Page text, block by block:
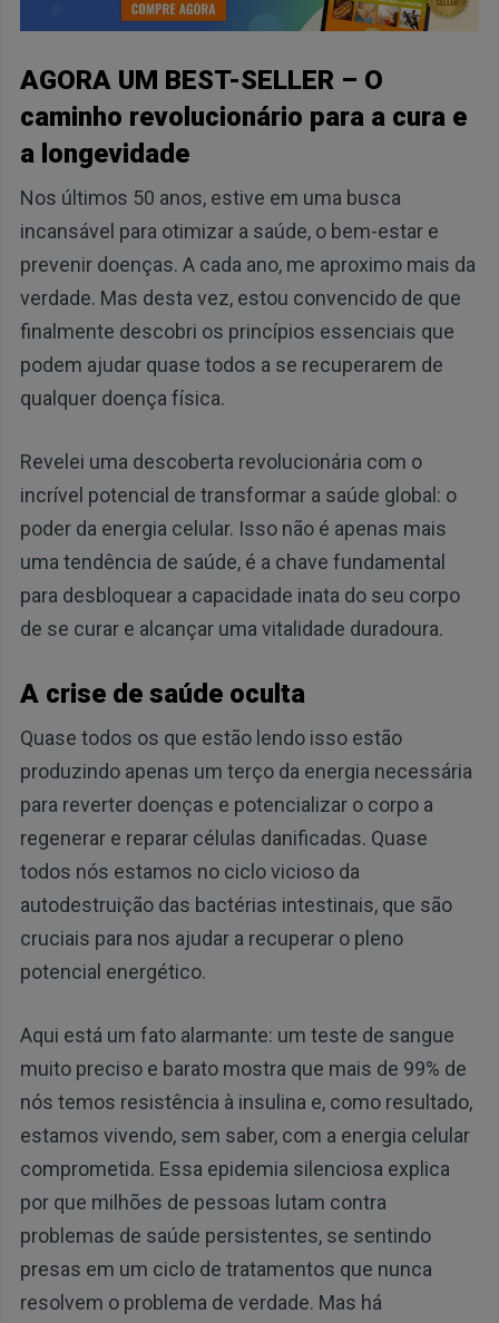
AGORA UM BEST-SELLER – O
caminho revolucionário para a cura e
a longevidade
Nos últimos 50 anos, estive em uma busca
incansável para otimizar a saúde, o bem-estar e
prevenir doenças. A cada ano, me aproximo mais da
verdade. Mas desta vez, estou convencido de que
finalmente descobri os princípios essenciais que
podem ajudar quase todos a se recuperarem de
qualquer doença física.
Revelei uma descoberta revolucionária com o
incrível potencial de transformar a saúde global: o
poder da energia celular. Isso não é apenas mais
uma tendência de saúde, é a chave fundamental
para desbloquear a capacidade inata do seu corpo
de se curar e alcançar uma vitalidade duradoura.
A crise de saúde oculta
Quase todos os que estão lendo isso estão
produzindo apenas um terço da energia necessária
para reverter doenças e potencializar o corpo a
regenerar e reparar células danificadas. Quase
todos nós estamos no ciclo vicioso da
autodestruição das bactérias intestinais, que são
cruciais para nos ajudar a recuperar o pleno
potencial energético.
Aqui está um fato alarmante: um teste de sangue
muito preciso e barato mostra que mais de 99% de
nós temos resistência à insulina e, como resultado,
estamos vivendo, sem saber, com a energia celular
comprometida. Essa epidemia silenciosa explica
por que milhões de pessoas lutam contra
problemas de saúde persistentes, se sentindo
presas em um ciclo de tratamentos que nunca
resolvem o problema de verdade. Mas há